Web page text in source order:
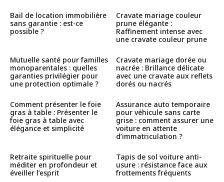
Bail de location immobilière
sans garantie : est-ce
possible ?
Cravate mariage couleur
prune élégante :
Raffinement intense avec
une cravate couleur prune
Mutuelle santé pour familles
monoparentales : quelles
garanties privilégier pour
une protection optimale ?
Cravate mariage dorée ou
nacrée : Brillance délicate
avec une cravate aux reflets
dorés ou nacrés
Comment présenter le foie
gras à table : Présenter le
foie gras à table avec
élégance et simplicité
Assurance auto temporaire
pour véhicule sans carte
grise : comment assurer une
voiture en attente
d’immatriculation ?
Retraite spirituelle pour
méditer en profondeur et
éveiller l’esprit
Tapis de sol voiture anti-
usure : résistance face aux
frottements fréquents